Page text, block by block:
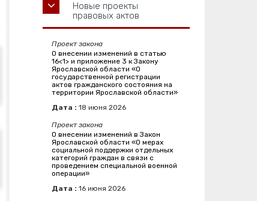
Новые проекты
правовых актов
Проект закона
О внесении изменений в статью
16<1> и приложение 3 к Закону
Ярославской области «О
государственной регистрации
актов гражданского состояния на
территории Ярославской области»
Дата : 18 июня 2026
Проект закона
О внесении изменений в Закон
Ярославской области «О мерах
социальной поддержки отдельных
категорий граждан в связи с
проведением специальной военной
операции»
Дата : 16 июня 2026